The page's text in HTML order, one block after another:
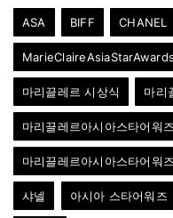
ASA BIFF CHANEL
MarieClaireAsiaStarAwards
마리끌레르 시상식 마리
마리끌레르아시아스타어워즈
마리끌레르아시아스타어워
샤넬 아시아 스타어워즈